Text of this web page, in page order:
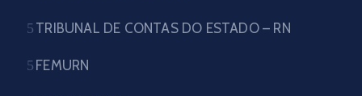
TRIBUNAL DE CONTAS DO ESTADO – RN
FEMURN